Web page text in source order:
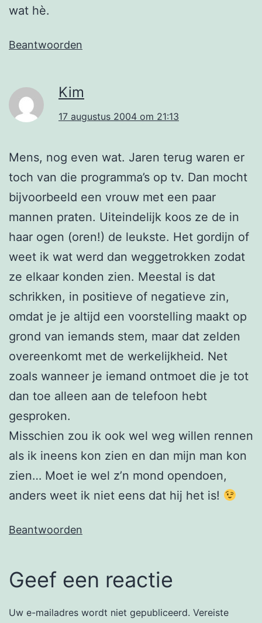
wat hè.
Beantwoorden
Kim
17 augustus 2004 om 21:13
Mens, nog even wat. Jaren terug waren er
toch van die programma’s op tv. Dan mocht
bijvoorbeeld een vrouw met een paar
mannen praten. Uiteindelijk koos ze de in
haar ogen (oren!) de leukste. Het gordijn of
weet ik wat werd dan weggetrokken zodat
ze elkaar konden zien. Meestal is dat
schrikken, in positieve of negatieve zin,
omdat je je altijd een voorstelling maakt op
grond van iemands stem, maar dat zelden
overeenkomt met de werkelijkheid. Net
zoals wanneer je iemand ontmoet die je tot
dan toe alleen aan de telefoon hebt
gesproken.
Misschien zou ik ook wel weg willen rennen
als ik ineens kon zien en dan mijn man kon
zien… Moet ie wel z’n mond opendoen,
anders weet ik niet eens dat hij het is!
Beantwoorden
Geef een reactie
Uw e-mailadres wordt niet gepubliceerd. Vereiste